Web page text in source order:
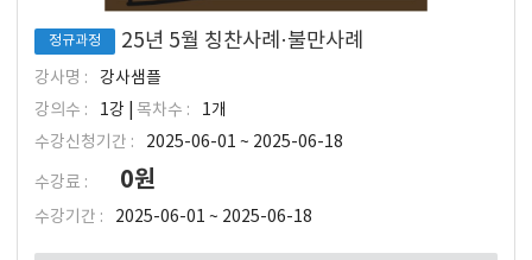
정규과정 25년 5월 칭찬사례·불만사례
강사명 :
강사샘플
강의수 :
1강 | 목차수 :
1개
수강신청기간 :
2025-06-01 ~ 2025-06-18
수강료 : 0원
수강기간 : 2025-06-01 ~ 2025-06-18